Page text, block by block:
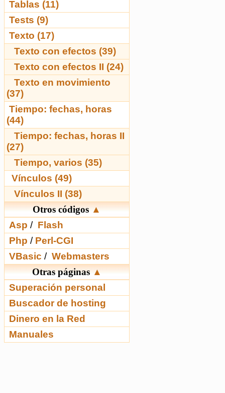
Tablas (11)
Tests (9)
Texto (17)
Texto con efectos (39)
Texto con efectos II (24)
Texto en movimiento
(37)
Tiempo: fechas, horas
(44)
Tiempo: fechas, horas II
(27)
Tiempo, varios (35)
Vínculos (49)
Vínculos II (38)
Otros códigos▲
Asp / Flash
Php / Perl-CGI
VBasic / Webmasters
Otras páginas▲
Superación personal
Buscador de hosting
Dinero en la Red
Manuales